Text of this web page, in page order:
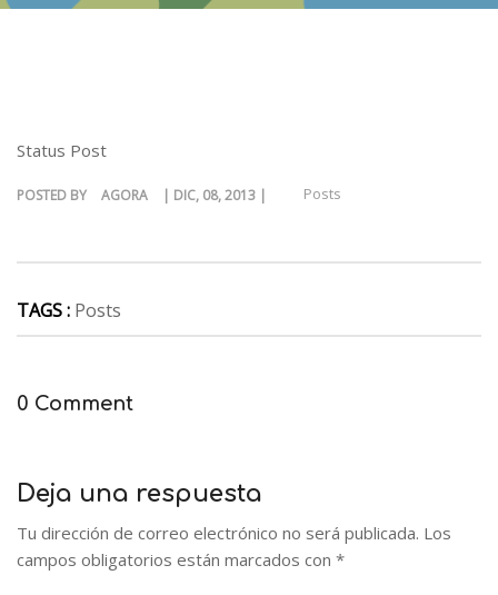
Status Post
POSTED BY AGORA | DIC, 08, 2013 | Posts
TAGS : Posts
0 Comment
Deja una respuesta
Tu dirección de correo electrónico no será publicada. Los
campos obligatorios están marcados con *